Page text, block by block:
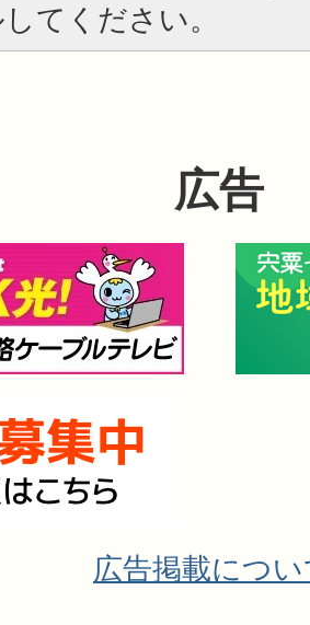
てください。
広告
広告掲載につ